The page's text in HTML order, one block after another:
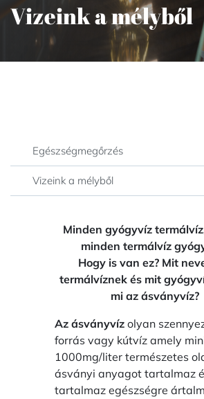
Vizeink a mélyből
Egészségmegőrzés
Vizeink a mélyből
Minden gyógyvíz
minden termálvíz
Hogy is van ez? Mit
termálvíznek és mit
mi az ásványvíz?
Az ásványvíz olyan
forrás vagy kútvíz amely
1000mg/liter természetes
ásványi anyagot tartalmaz
tartalmaz egészségre